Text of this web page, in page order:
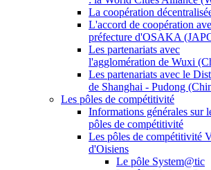
La coopération
L'accord de coopération
préfecture d'OSAKA
Les partenariats avec
l'agglomération de Wuxi
Les partenariats avec le
de Shanghai - Pudong
Les pôles de compétitivité
Informations générales sur
pôles de compétitivité
Les pôles de compétitivité
d'Oisiens
Le pôle System@tic